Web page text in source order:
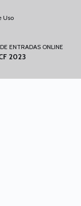
Uso
ENTRADAS ONLINE
2023